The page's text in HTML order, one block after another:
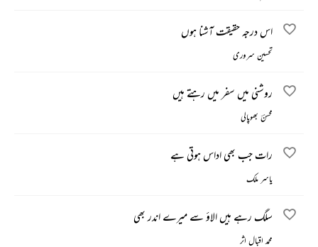
اس درجہ حقیقت آشنا ہوں
تحسین سروری
روشنی میں سفر میں رہتے ہیں
محسنؔ بھوپالی
رات جب بھی اداس ہوتی ہے
یاسر ملک
سلگ رہے ہیں الاؤ سے میرے اندر بھی
محمد اقبال اثر